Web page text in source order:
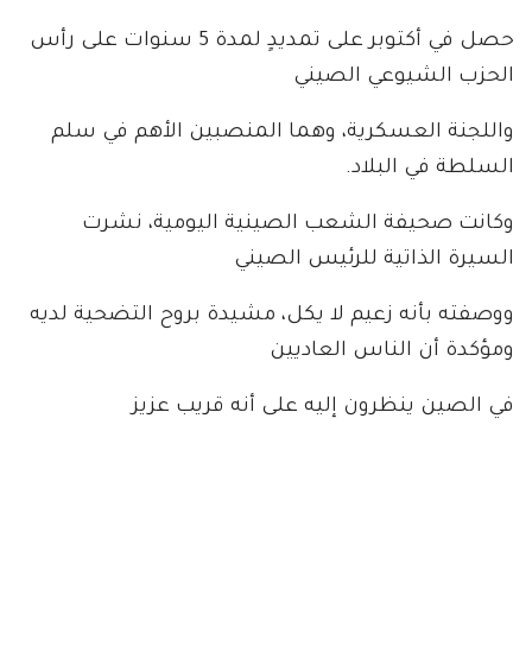
حصل في أكتوبر على تمديدٍ لمدة 5 سنوات على رأس
الحزب الشيوعي الصيني
واللجنة العسكرية، وهما المنصبين الأهم في سلم
السلطة في البلاد.
وكانت صحيفة الشعب الصينية اليومية، نشرت
السيرة الذاتية للرئيس الصيني
ووصفته بأنه زعيم لا يكل، مشيدة بروح التضحية لديه
ومؤكدة أن الناس العاديين
في الصين ينظرون إليه على أنه قريب عزيز